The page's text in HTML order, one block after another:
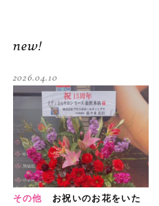
new!
その他
お祝いのお花をいた
2026.04.10